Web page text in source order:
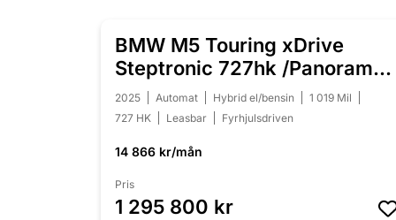
NYINKOMMEN
BMW M5 Touring xDrive
Steptronic 727hk /Panorama /
B&W /Moms
2025 Automat Hybrid el/bensin
1 019 Mil
727 HK
Leasbar Fyrhjulsdriven
14 866 kr/mån
Pris
1 295 800 kr